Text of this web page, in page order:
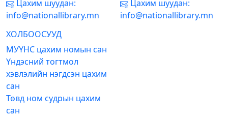
Цахим шуудан:
info@nationallibrary.mn
Цахим шуудан:
info@nationallibrary.mn
ХОЛБООСУУД
МУҮНС цахим номын сан
Үндэсний тогтмол
хэвлэлийн нэгдсэн цахим
сан
Төвд ном судрын цахим
сан